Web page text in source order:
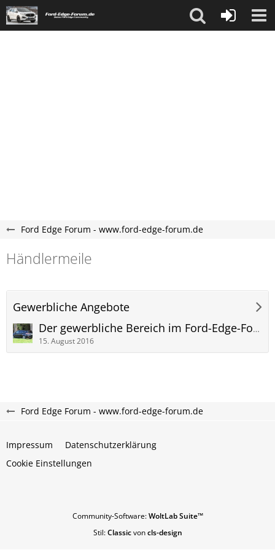
Ford Edge Forum - www.ford-edge-forum.de
Händlermeile
Gewerbliche Angebote
Der gewerbliche Bereich im Ford-Edge-Forum: Händlermeile
15. August 2016
Ford Edge Forum - www.ford-edge-forum.de
Impressum
Datenschutzerklärung
Cookie Einstellungen
Community-Software:WoltLab Suite™
Stil:Classicvoncls-design